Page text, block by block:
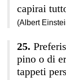
capirai
(Albert
pino o di
tappeti